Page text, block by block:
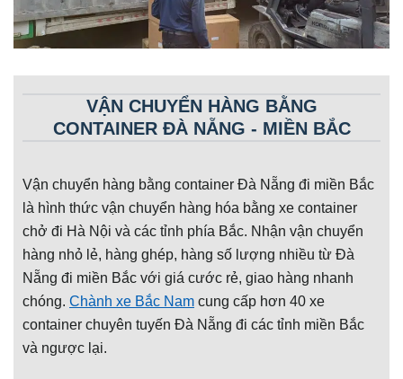
VẬN CHUYỂN HÀNG BẰNG
CONTAINER ĐÀ NẴNG - MIỀN BẮC
Vận chuyển hàng bằng container Đà Nẵng đi miền Bắc
là hình thức vận chuyển hàng hóa bằng xe container
chở đi Hà Nội và các tỉnh phía Bắc. Nhận vận chuyển
hàng nhỏ lẻ, hàng ghép, hàng số lượng nhiều từ Đà
Nẵng đi miền Bắc với giá cước rẻ, giao hàng nhanh
chóng. Chành xe Bắc Nam cung cấp hơn 40 xe
container chuyên tuyến Đà Nẵng đi các tỉnh miền Bắc
và ngược lại.